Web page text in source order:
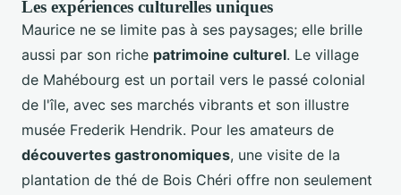
Les expériences culturelles uniques
Maurice ne se limite pas à ses paysages; elle brille
aussi par son riche patrimoine culturel. Le village
de Mahébourg est un portail vers le passé colonial
de l'île, avec ses marchés vibrants et son illustre
musée Frederik Hendrik. Pour les amateurs de
découvertes gastronomiques, une visite de la
plantation de thé de Bois Chéri offre non seulement